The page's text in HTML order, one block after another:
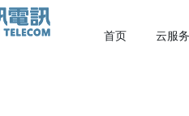
首页 云服